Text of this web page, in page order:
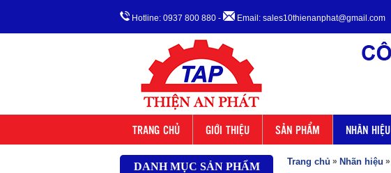
Hotline: 0937 800 880 - Email: sales10thienanphat@gmail.com
TRANG CHỦ GIỚI THIỆU SẢN PHẨM NHÃN HIỆU
DANH MỤC SẢN PHẨM Trang chủ » Nhãn hiệu »